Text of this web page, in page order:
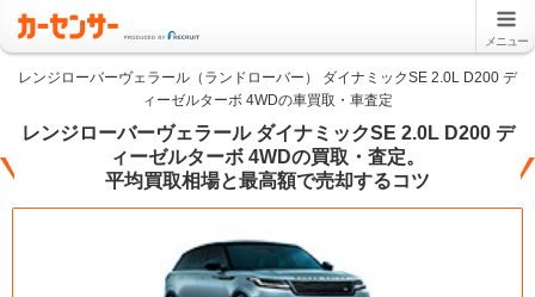
メニュー
レンジローバーヴェラール（ランドローバー） ダイナミックSE 2.0L D200 デ
ィーゼルターボ 4WDの車買取・車査定
レンジローバーヴェラール ダイナミックSE 2.0L D200 デ
ィーゼルターボ 4WDの買取・査定。
平均買取相場と最高額で売却するコツ